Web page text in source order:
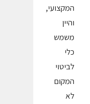
המקצועי,
והיין
משמש
כלי
לביטוי
המקום
לא